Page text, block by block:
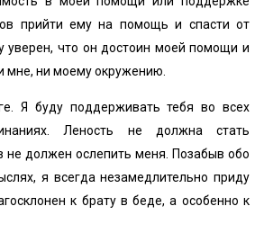
прийти ему на помощь и спасти от
уверен, что он достоин моей помощи и
мне, ни моему окружению.
Я буду поддерживать тебя во всех
Леность не должна стать
не должен ослепить меня. Позабыв обо
я всегда незамедлительно приду
к брату в беде, а особенно к